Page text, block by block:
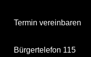
Termin vereinbaren
Bürgertelefon 115